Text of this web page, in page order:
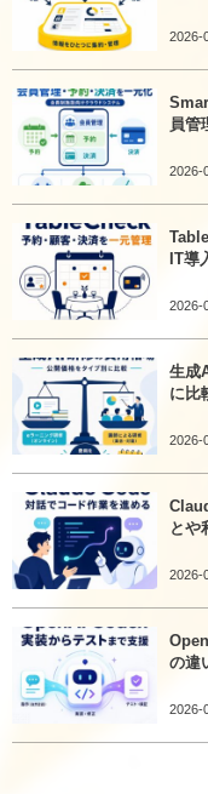
2026-
員管
2026-
IT導
2026-
生成
に比
2026-
とや
2026-
の違
2026-